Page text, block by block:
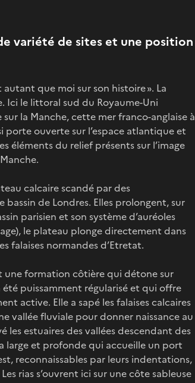
variété de sites et une position
que moi sur son histoire ». La
Ici le littoral sud du Royaume-Uni
la Manche, cette mer franco-anglaise à
porte ouverte sur l’espace atlantique et
éléments du relief présents sur l’image
calcaire scandé par des
de Londres. Elles prolongent, sur
parisien et son système d’auréoles
le plateau plonge directement dans
falaises normandes d’Etretat.
une formation côtière qui détone sur
puissamment régularisé et qui offre
active. Elle a sapé les falaises calcaires
vallée fluviale pour donner naissance au
les estuaires des vallées descendant des
large et profonde qui accueille un port
reconnaissables par leurs indentations,
rias s’ouvrent ici sur une côte sableuse